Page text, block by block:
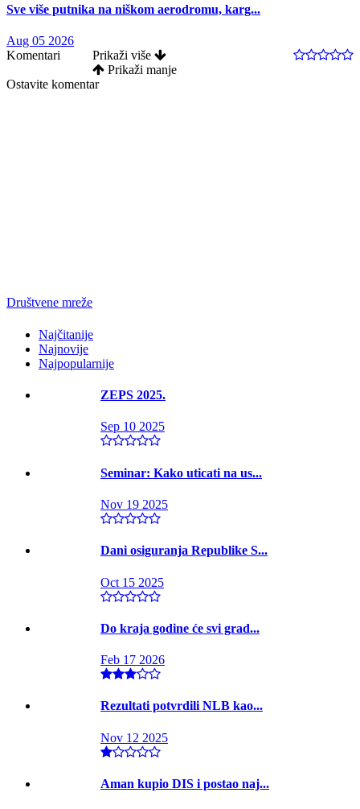
Sve više putnika na niškom aerodromu, karg...
Aug 05 2026
Komentari
Prikaži više
Prikaži manje
Ostavite komentar
Društvene mreže
Najčitanije
Najnovije
Najpopularnije
ZEPS 2025.
Sep 10 2025
Seminar: Kako uticati na us...
Nov 19 2025
Dani osiguranja Republike S...
Oct 15 2025
Do kraja godine će svi grad...
Feb 17 2026
Rezultati potvrdili NLB kao...
Nov 12 2025
Aman kupio DIS i postao naj...